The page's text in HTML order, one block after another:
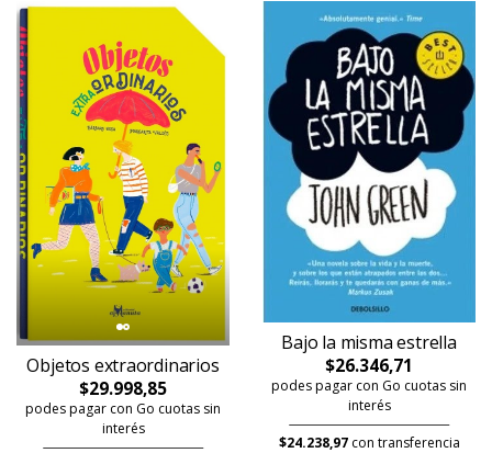
Objetos extraordinarios
$29.998,85
podes pagar con Go cuotas sin
interés
Bajo la misma estrella
$26.346,71
podes pagar con Go cuotas sin
interés
$24.238,97con transferencia